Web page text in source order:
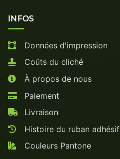
INFOS
Données d'impression
Coûts du cliché
À propos de nous
Paiement
Livraison
Histoire du ruban adhésif
Couleurs Pantone